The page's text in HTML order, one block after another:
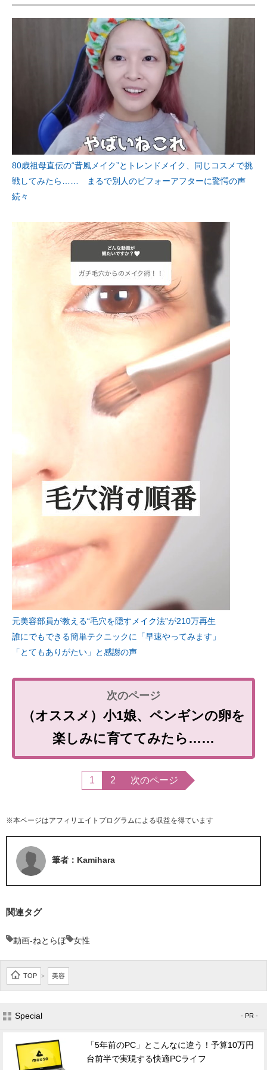
80歳祖母直伝の“昔風メイク”とトレンドメイク、同じコスメで挑
戦してみたら…… まるで別人のビフォーアフターに驚愕の声
続々
元美容部員が教える“毛穴を隠すメイク法”が210万再生
誰にでもできる簡単テクニックに「早速やってみます」
「とてもありがたい」と感謝の声
（オススメ）小1娘、ペンギンの卵を
楽しみに育ててみたら……
1 2 次のページ
※本ページはアフィリエイトプログラムによる収益を得ています
筆者：Kamihara
関連タグ
動画-ねとらぼ 女性
TOP > 美容
Special - PR -
「5年前のPC」とこんなに違う！予算10万円
台前半で実現する快適PCライフ